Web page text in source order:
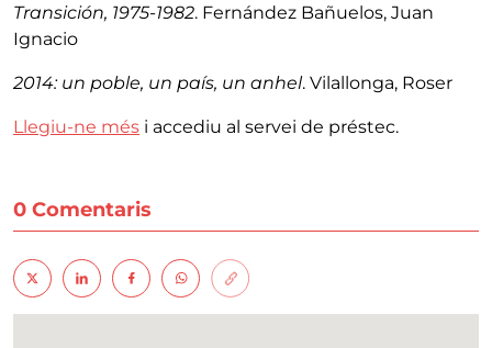
Transición, 1975-1982. Fernández Bañuelos, Juan
Ignacio
2014: un poble, un país, un anhel. Vilallonga, Roser
Llegiu-ne més i accediu al servei de préstec.
0 Comentaris